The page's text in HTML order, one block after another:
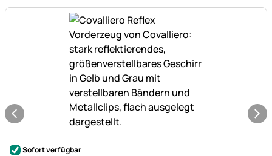
Noch keine Bewertungen abgegeben
Sofort verfügbar